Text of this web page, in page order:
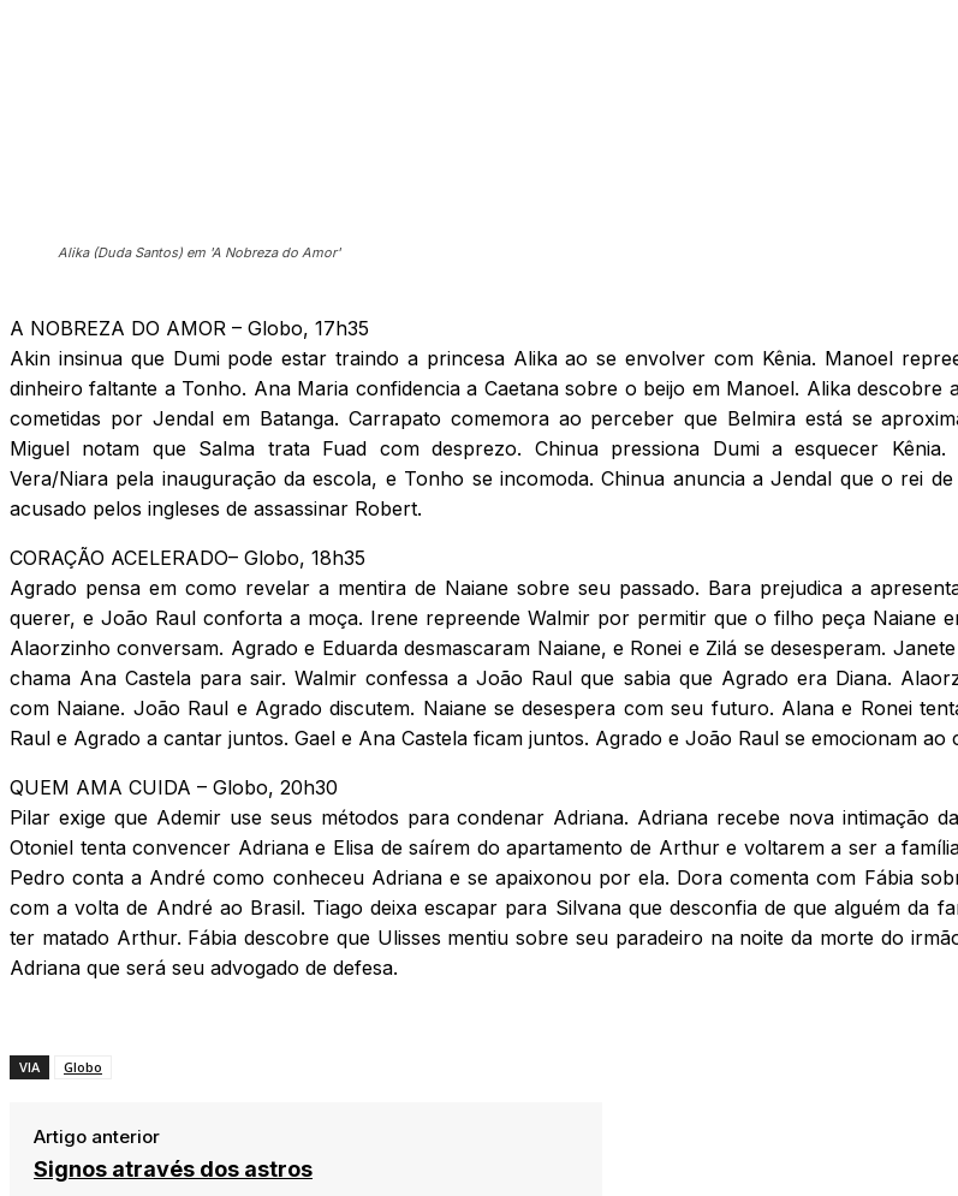
Alika (Duda Santos) em 'A Nobreza do Amor'
A NOBREZA DO AMOR – Globo, 17h35
Akin insinua que Dumi pode estar traindo a princesa Alika ao se envolver com Kênia. Manoel
dinheiro faltante a Tonho. Ana Maria confidencia a Caetana sobre o beijo em Manoel. Alika descobre
cometidas por Jendal em Batanga. Carrapato comemora ao perceber que Belmira está se
Miguel notam que Salma trata Fuad com desprezo. Chinua pressiona Dumi a esquecer Kênia.
Vera/Niara pela inauguração da escola, e Tonho se incomoda. Chinua anuncia a Jendal que o rei de
acusado pelos ingleses de assassinar Robert.
CORAÇÃO ACELERADO– Globo, 18h35
Agrado pensa em como revelar a mentira de Naiane sobre seu passado. Bara prejudica a
querer, e João Raul conforta a moça. Irene repreende Walmir por permitir que o filho peça Naiane
Alaorzinho conversam. Agrado e Eduarda desmascaram Naiane, e Ronei e Zilá se desesperam.
chama Ana Castela para sair. Walmir confessa a João Raul que sabia que Agrado era Diana.
com Naiane. João Raul e Agrado discutem. Naiane se desespera com seu futuro. Alana e Ronei
Raul e Agrado a cantar juntos. Gael e Ana Castela ficam juntos. Agrado e João Raul se emocionam ao
QUEM AMA CUIDA – Globo, 20h30
Pilar exige que Ademir use seus métodos para condenar Adriana. Adriana recebe nova intimação
Otoniel tenta convencer Adriana e Elisa de saírem do apartamento de Arthur e voltarem a ser a
Pedro conta a André como conheceu Adriana e se apaixonou por ela. Dora comenta com Fábia
com a volta de André ao Brasil. Tiago deixa escapar para Silvana que desconfia de que alguém da
ter matado Arthur. Fábia descobre que Ulisses mentiu sobre seu paradeiro na noite da morte do
Adriana que será seu advogado de defesa.
VIA Globo
Artigo anterior
Signos através dos astros